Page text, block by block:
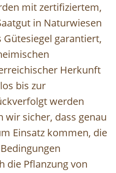
mit zertifiziertem,
in Naturwiesen
garantiert,
Herkunft
bis zur
werden
wir sicher, dass genau
Einsatz kommen, die
die Pflanzung von